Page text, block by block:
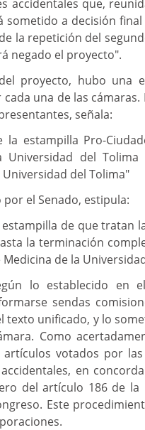
a decisión
la repetición del
negado el proyecto".
proyecto, hubo una
una de las cámaras.
señala:
estampilla Pro-
Universidad del
del Tolima"
el Senado, estipula:
de que tratan
la terminación
de la
lo establecido en
sendas
unificado, y lo
Como
votados por
en
del artículo 186 de la
Este